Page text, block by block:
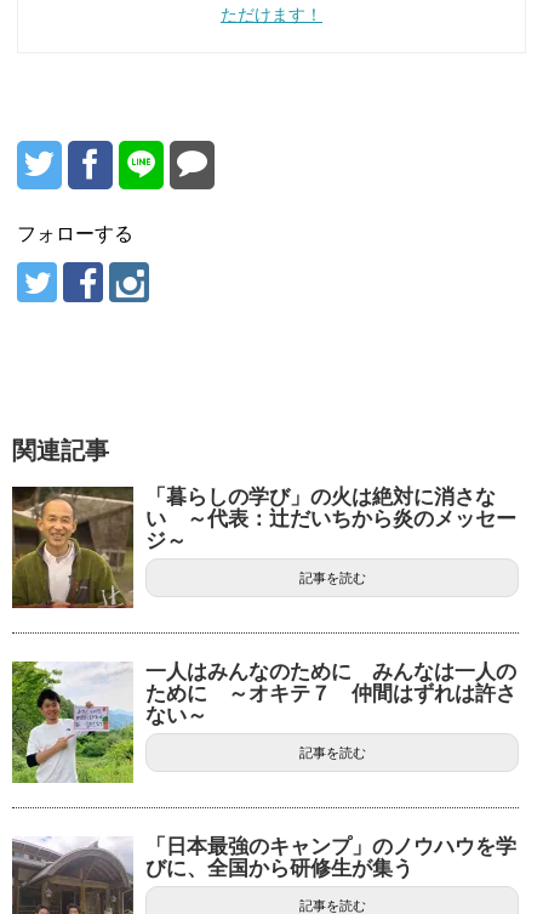
ただけます！
フォローする
関連記事
「暮らしの学び」の火は絶対に消さな
い ～代表：辻だいちから炎のメッセー
ジ～
記事を読む
一人はみんなのために みんなは一人の
ために ～オキテ７ 仲間はずれは許さ
ない～
記事を読む
「日本最強のキャンプ」のノウハウを学
びに、全国から研修生が集う
記事を読む